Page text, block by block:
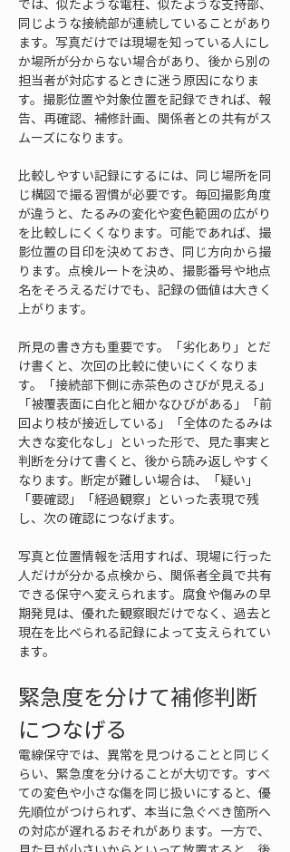
では、似たような電柱、似たような支持部、
同じような接続部が連続していることがあり
ます。写真だけでは現場を知っている人にし
か場所が分からない場合があり、後から別の
担当者が対応するときに迷う原因になりま
す。撮影位置や対象位置を記録できれば、報
告、再確認、補修計画、関係者との共有がス
ムーズになります。
比較しやすい記録にするには、同じ場所を同
じ構図で撮る習慣が必要です。毎回撮影角度
が違うと、たるみの変化や変色範囲の広がり
を比較しにくくなります。可能であれば、撮
影位置の目印を決めておき、同じ方向から撮
ります。点検ルートを決め、撮影番号や地点
名をそろえるだけでも、記録の価値は大きく
上がります。
所見の書き方も重要です。「劣化あり」とだ
け書くと、次回の比較に使いにくくなりま
す。「接続部下側に赤茶色のさびが見える」
「被覆表面に白化と細かなひびがある」「前
回より枝が接近している」「全体のたるみは
大きな変化なし」といった形で、見た事実と
判断を分けて書くと、後から読み返しやすく
なります。断定が難しい場合は、「疑い」
「要確認」「経過観察」といった表現で残
し、次の確認につなげます。
写真と位置情報を活用すれば、現場に行った
人だけが分かる点検から、関係者全員で共有
できる保守へ変えられます。腐食や傷みの早
期発見は、優れた観察眼だけでなく、過去と
現在を比べられる記録によって支えられてい
ます。
緊急度を分けて補修判断
につなげる
電線保守では、異常を見つけることと同じく
らい、緊急度を分けることが大切です。すべ
ての変色や小さな傷を同じ扱いにすると、優
先順位がつけられず、本当に急ぐべき箇所へ
の対応が遅れるおそれがあります。一方で、